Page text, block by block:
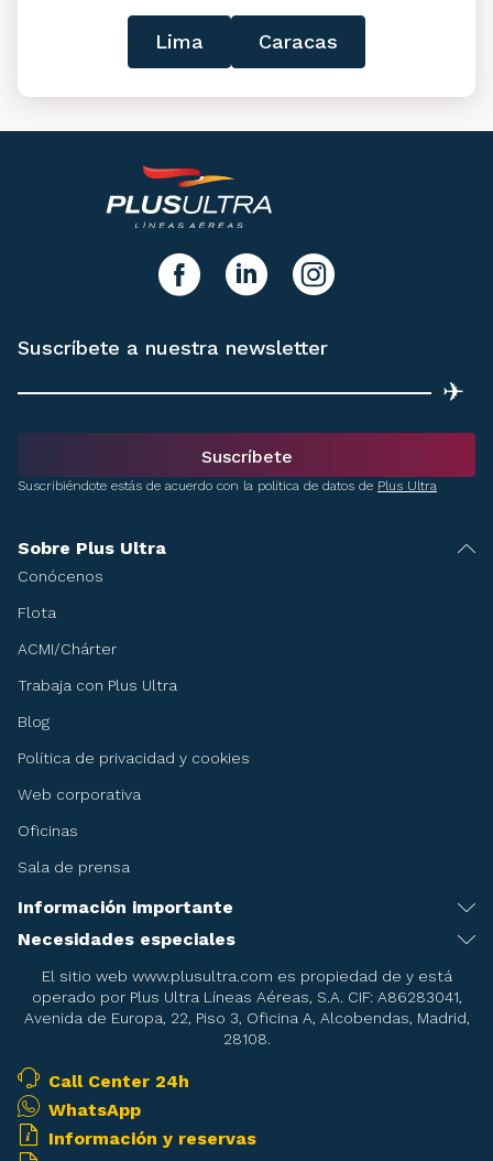
Lima Caracas
Sobre Plus Ultra
Conócenos
Flota
ACMI/Chárter
Trabaja con Plus Ultra
Blog
Política de privacidad y cookies
Web corporativa
Oficinas
Sala de prensa
Información importante
Recomendaciones antes de viajar
Condiciones del billete
Condiciones de la reserva de asientos
Condiciones del Transporte
Mascotas
Armas deportivas
Equipajes especiales
Necesidades especiales
Servicio de asistencia especial
Embarazadas
Pasajeros en camilla
Pasajeros con necesidades de oxigeno durante el vuelo
El sitio web www.plusultra.com es propiedad de y está
operado por Plus Ultra Líneas Aéreas, S.A. CIF: A86283041,
Avenida de Europa, 22, Piso 3, Oficina A, Alcobendas, Madrid,
28108.
facebooklinkedIn instagram
Call Center 24h
WhatsApp
Información y reservas
Suscríbete a nuestra newsletter
✈
Suscríbete
Suscribiéndote estás de acuerdo con la política de datos de Plus Ultra